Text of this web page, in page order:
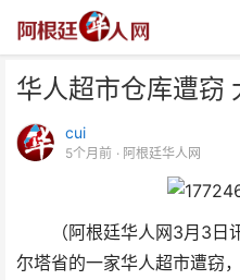
华人超市仓库遭窃
cui
5个月前 · 阿根廷华人网
（阿根廷华人网3月3
尔塔省的一家华人超市遭窃
华人超市仓库遭窃 大